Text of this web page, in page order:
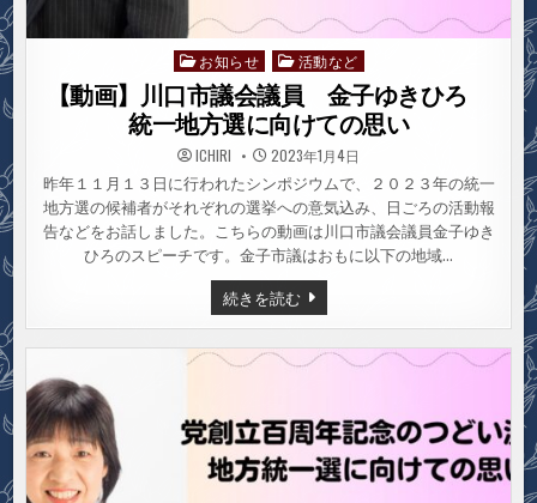
Posted
in
お知らせ 活動など
【動画】川口市議会議員 金子ゆきひろ
統一地方選に向けての思い
ICHIRI 2023年1月4日
昨年１１月１３日に行われたシンポジウムで、２０２３年の統一
地方選の候補者がそれぞれの選挙への意気込み、日ごろの活動報
告などをお話しました。こちらの動画は川口市議会議員金子ゆき
ひろのスピーチです。金子市議はおもに以下の地域…
続きを読む【動
画】
川
市
議
員
金
子
ゆ
き